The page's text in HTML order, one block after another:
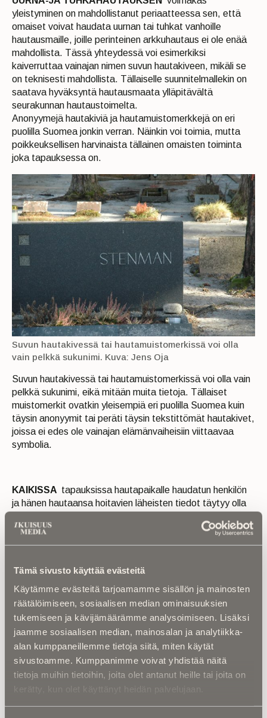
Tämä sivusto käyttää evästeitä
Käytämme evästeitä tarjoamamme sisällön ja mainosten
räätälöimiseen, sosiaalisen median ominaisuuksien
tukemiseen ja kävijämäärämme analysoimiseen. Lisäksi
jaamme sosiaalisen median, mainosalan ja analytiikka-
alan kumppaneillemme tietoja siitä, miten käytät
sivustoamme. Kumppanimme voivat yhdistää näitä
tietoja muihin tietoihin, joita olet antanut heille tai joita on
kerätty, kun olet käyttänyt heidän palvelujaan.
yleistyminen on mahdollistanut periaatteessa sen, että
omaiset voivat haudata uurnan tai tuhkat vanhoille
hautausmaille, joille perinteinen arkkuhautaus ei ole enää
mahdollista. Tässä yhteydessä voi esimerkiksi
kaiverruttaa vainajan nimen suvun hautakiveen, mikäli se
on teknisesti mahdollista. Tällaiselle suunnitelmallekin on
saatava hyväksyntä hautausmaata ylläpitävältä
seurakunnan hautaustoimelta.
Anonyymejä hautakiviä ja hautamuistomerkkejä on eri
puolilla Suomea jonkin verran. Näinkin voi toimia, mutta
poikkeuksellisen harvinaista tällainen omaisten toiminta
joka tapauksessa on.
Suvun hautakivessä tai hautamuistomerkissä voi olla
vain pelkkä sukunimi. Kuva: Jens Oja
Suvun hautakivessä tai hautamuistomerkissä voi olla vain
pelkkä sukunimi, eikä mitään muita tietoja. Tällaiset
muistomerkit ovatkin yleisempiä eri puolilla Suomea kuin
täysin anonyymit tai peräti täysin tekstittömät hautakivet,
joissa ei edes ole vainajan elämänvaiheisiin viittaavaa
symbolia.
KAIKISSA tapauksissa hautapaikalle haudatun henkilön
ja hänen hautaansa hoitavien läheisten tiedot täytyy olla
muistomerkissä sitten nimi tai ei.
Lähteet: Kokkolan, Helsingin ja Porin seurakuntayhtymät
FAKTA:
Hautaoikeus
”Hautaoikeuden haltija edustaa niitä, joita
voidaan haudata hautaan, sekä käyttää
hautaustoimilaissa sekä tässä laissa ja sen